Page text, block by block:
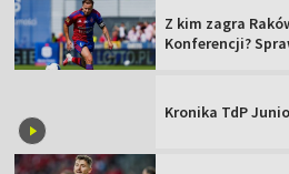
Z kim zagra
Konferencji?
Kronika TdP